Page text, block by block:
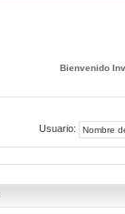
Bienvenido
Usuario: